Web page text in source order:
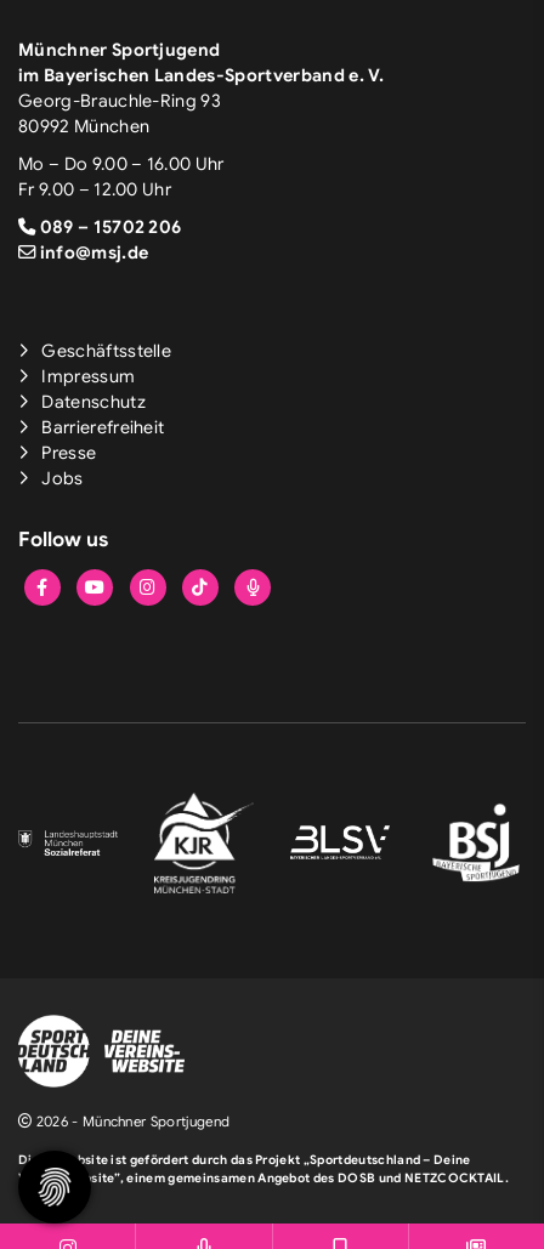
Münchner Sportjugend
im Bayerischen Landes-Sportverband e. V.
Georg-Brauchle-Ring 93
80992 München
Mo – Do 9.00 – 16.00 Uhr
Fr 9.00 – 12.00 Uhr
089 – 15702 206
info@msj.de
Geschäftsstelle
Impressum
Datenschutz
Barrierefreiheit
Presse
Jobs
Follow us
2026 - Münchner Sportjugend
Diese Website ist gefördert durch das Projekt „Sportdeutschland – Deine
Vereinswebsite”, einem gemeinsamen Angebot des DOSB und NETZCOCKTAIL.